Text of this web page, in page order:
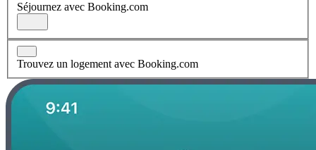
Séjournez avec Booking.com
Trouvez un logement avec Booking.com